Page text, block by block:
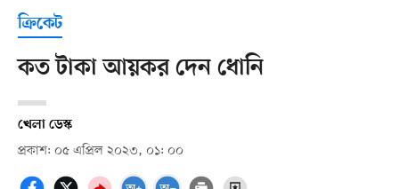
ক্রিকেট
কত টাকা আয়কর দেন ধোনি
খেলা ডেস্ক
প্রকাশ: ০৫ এপ্রিল ২০২৩, ০১: ০০